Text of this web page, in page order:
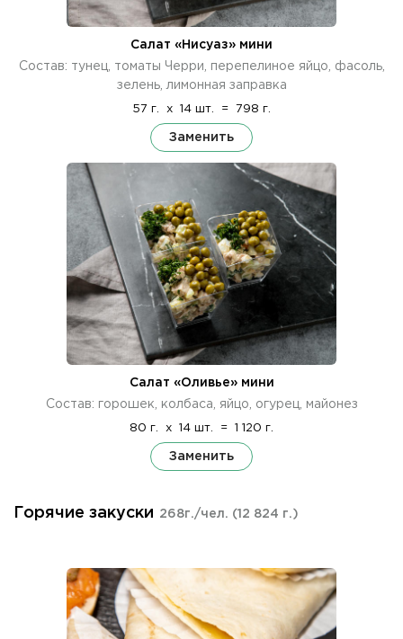
Салат «Нисуаз» мини
Состав: тунец, томаты Черри, перепелиное яйцо, фасоль,
зелень, лимонная заправка
57 г. x 14 шт. = 798 г.
Заменить
Салат «Оливье» мини
Состав: горошек, колбаса, яйцо, огурец, майонез
80 г. x 14 шт. = 1 120 г.
Заменить
Горячие закуски 268г./чел. (12 824 г.)